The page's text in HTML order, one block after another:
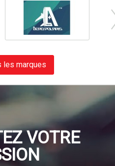
les marques
VOTRE